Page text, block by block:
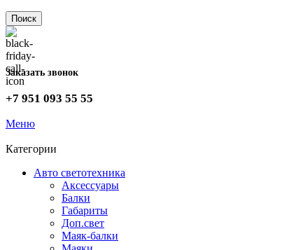
Поиск
Заказать звонок
+7 951 093 55 55
Меню
Категории
Авто светотехника
Аксессуары
Балки
Габариты
Доп.свет
Маяк-балки